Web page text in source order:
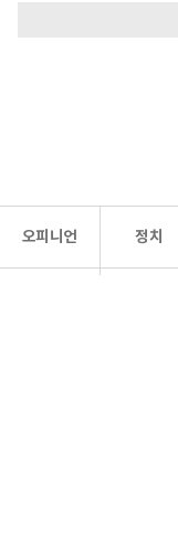
오피니언 정치